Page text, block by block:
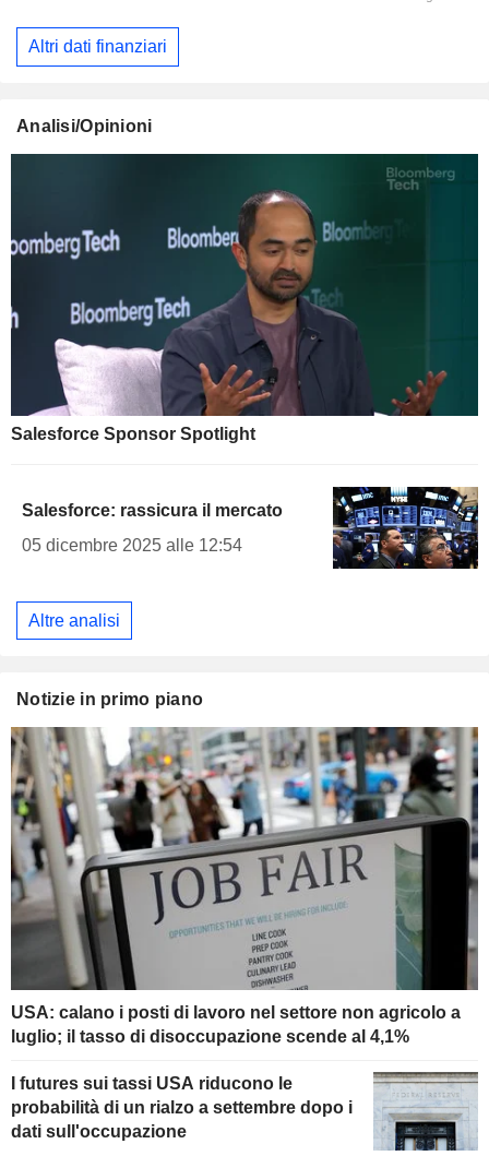
Altri dati finanziari
Analisi/Opinioni
Salesforce Sponsor Spotlight
Salesforce: rassicura il mercato
05 dicembre 2025 alle 12:54
Altre analisi
Notizie in primo piano
USA: calano i posti di lavoro nel settore non agricolo a
luglio; il tasso di disoccupazione scende al 4,1%
I futures sui tassi USA riducono le
probabilità di un rialzo a settembre dopo i
dati sull'occupazione